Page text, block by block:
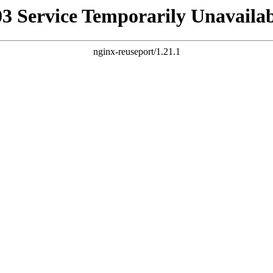
Service Temporarily
nginx-reuseport/1.21.1